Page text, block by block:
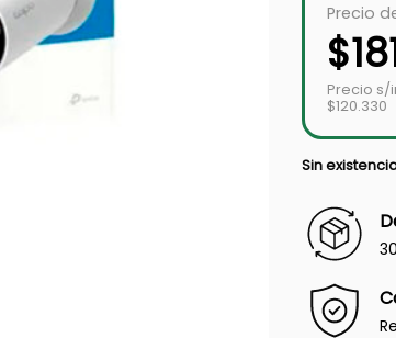
Precio
$
Precio s/
$120.330
Sin